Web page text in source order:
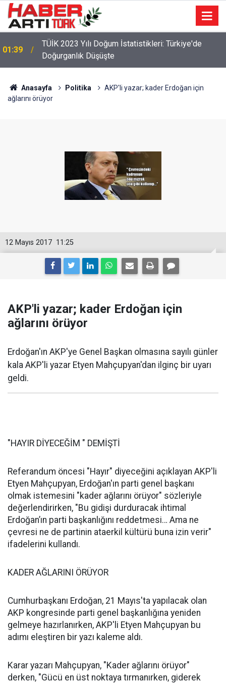
22:47 16 Maddelik Maden Kanunu Teklif Kabul Edildi
Anasayfa Politika
AKP'li yazar; kader Erdoğan için
ağlarını örüyor
11:25
12 Mayıs 2017
AKP'li yazar; kader Erdoğan için
ağlarını örüyor
Erdoğan'ın AKP'ye Genel Başkan olmasına sayılı günler
kala AKP'li yazar Etyen Mahçupyan'dan ilginç bir uyarı
geldi.
"HAYIR DİYECEĞİM " DEMİŞTİ
Referandum öncesi "Hayır" diyeceğini açıklayan AKP'li
Etyen Mahçupyan, Erdoğan'ın parti genel başkanı
olmak istemesini "kader ağlarını örüyor" sözleriyle
değerlendirirken, "Bu gidişi durduracak ihtimal
Erdoğan’ın parti başkanlığını reddetmesi… Ama ne
çevresi ne de partinin ataerkil kültürü buna izin verir"
ifadelerini kullandı.
KADER AĞLARINI ÖRÜYOR
Cumhurbaşkanı Erdoğan, 21 Mayıs'ta yapılacak olan
AKP kongresinde parti genel başkanlığına yeniden
gelmeye hazırlanırken, AKP'li Etyen Mahçupyan bu
adımı eleştiren bir yazı kaleme aldı.
Karar yazarı Mahçupyan, "Kader ağlarını örüyor"
derken, "Gücü en üst noktaya tırmanırken, giderek